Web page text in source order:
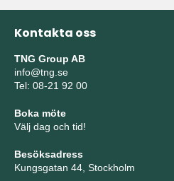
Kontakta oss
TNG Group AB
info@tng.se
Tel: 08-21 92 00
Boka möte
Välj dag och tid!
Besöksadress
Kungsgatan 44, Stockholm